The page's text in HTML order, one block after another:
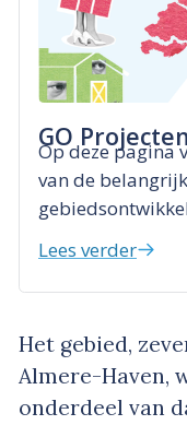
GO
Op deze pagina
van de
Lees verder
Het gebied,
Almere-Haven,
onderdeel van